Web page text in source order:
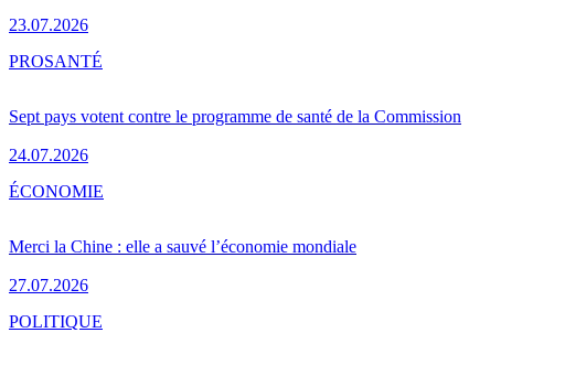
23.07.2026
Sept pays votent contre le programme de santé de la Commission
24.07.2026
PROSANTÉ
Merci la Chine : elle a sauvé l’économie mondiale
27.07.2026
ÉCONOMIE
POLITIQUE